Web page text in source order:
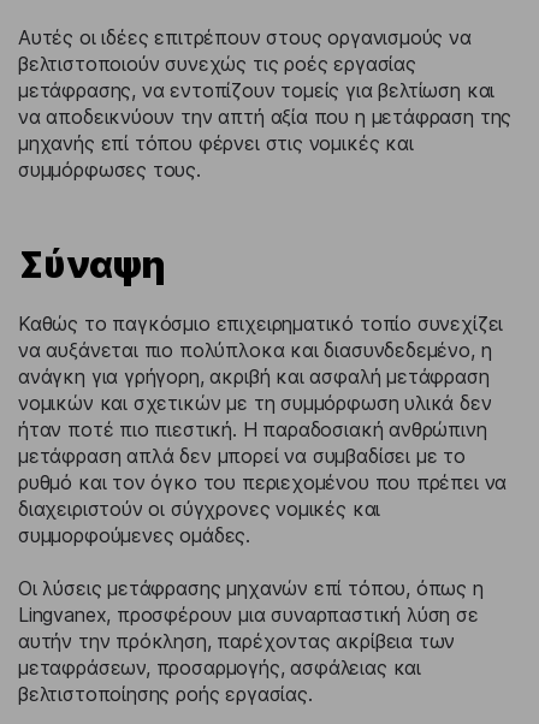
Αυτές οι ιδέες επιτρέπουν στους οργανισμούς να
βελτιστοποιούν συνεχώς τις ροές εργασίας
μετάφρασης, να εντοπίζουν τομείς για βελτίωση και
να αποδεικνύουν την απτή αξία που η μετάφραση της
μηχανής επί τόπου φέρνει στις νομικές και
συμμόρφωσες τους.
Σύναψη
Καθώς το παγκόσμιο επιχειρηματικό τοπίο συνεχίζει
να αυξάνεται πιο πολύπλοκα και διασυνδεδεμένο, η
ανάγκη για γρήγορη, ακριβή και ασφαλή μετάφραση
νομικών και σχετικών με τη συμμόρφωση υλικά δεν
ήταν ποτέ πιο πιεστική. Η παραδοσιακή ανθρώπινη
μετάφραση απλά δεν μπορεί να συμβαδίσει με το
ρυθμό και τον όγκο του περιεχομένου που πρέπει να
διαχειριστούν οι σύγχρονες νομικές και
συμμορφούμενες ομάδες.
Οι λύσεις μετάφρασης μηχανών επί τόπου, όπως η
Lingvanex, προσφέρουν μια συναρπαστική λύση σε
αυτήν την πρόκληση, παρέχοντας ακρίβεια των
μεταφράσεων, προσαρμογής, ασφάλειας και
βελτιστοποίησης ροής εργασίας.